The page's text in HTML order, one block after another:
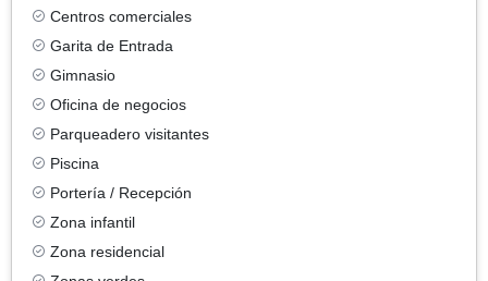
Centros comerciales
Garita de Entrada
Gimnasio
Oficina de negocios
Parqueadero visitantes
Piscina
Portería / Recepción
Zona infantil
Zona residencial